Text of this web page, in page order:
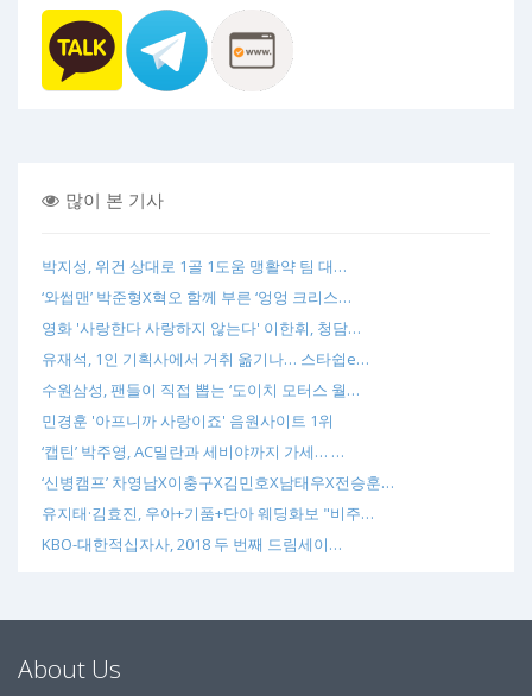
많이 본 기사
박지성, 위건 상대로 1골 1도움 맹활약 팀 대…
‘와썹맨’ 박준형X혁오 함께 부른 ‘엉엉 크리스…
영화 '사랑한다 사랑하지 않는다' 이한휘, 청담…
유재석, 1인 기획사에서 거취 옮기나… 스타쉽e…
수원삼성, 팬들이 직접 뽑는 ‘도이치 모터스 월…
민경훈 '아프니까 사랑이죠' 음원사이트 1위
‘캡틴’ 박주영, AC밀란과 세비야까지 가세… …
‘신병캠프’ 차영남X이충구X김민호X남태우X전승훈…
유지태·김효진, 우아+기품+단아 웨딩화보 "비주…
KBO-대한적십자사, 2018 두 번째 드림세이…
About Us